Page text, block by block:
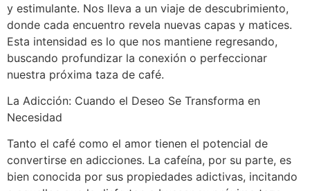
y estimulante. Nos lleva a un viaje de descubrimiento,
donde cada encuentro revela nuevas capas y matices.
Esta intensidad es lo que nos mantiene regresando,
buscando profundizar la conexión o perfeccionar
nuestra próxima taza de café.
La Adicción: Cuando el Deseo Se Transforma en
Necesidad
Tanto el café como el amor tienen el potencial de
convertirse en adicciones. La cafeína, por su parte, es
bien conocida por sus propiedades adictivas, incitando